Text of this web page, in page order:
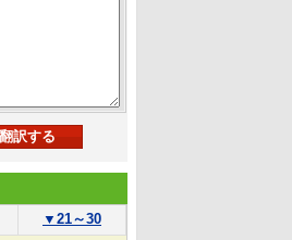
▼ 21～30